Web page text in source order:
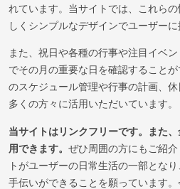
れています。当サイトでは、これら
しくシンプルなデザインでユーザーに
また、祝日や各種の行事や注目イベ
でその月の重要な日を確認すること
のスケジュール管理や行事の計画、休
多くの方々に活用いただいています。
当サイトはリンクフリーです。また
用できます。 ぜひ周囲の方にもご紹
トがユーザーの日常生活の一部とな
手伝いができることを願っています